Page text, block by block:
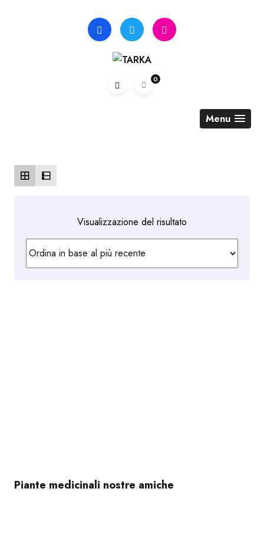
0
Menu
Visualizzazione del risultato
Piante medicinali nostre amiche